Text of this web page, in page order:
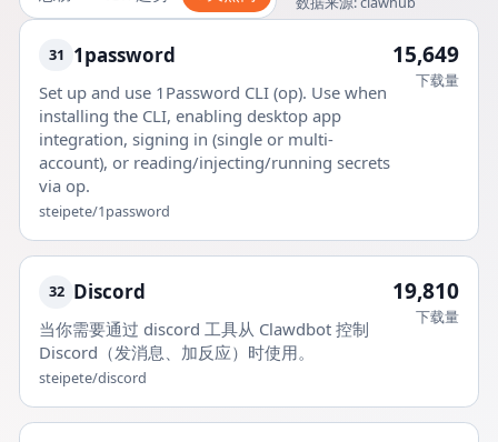
31 1password
Set up and use 1Password CLI (op). Use when
installing the CLI, enabling desktop app
integration, signing in (single or multi-
account), or reading/injecting/running secrets
via op.
steipete/1password
15,649
下载量
32 Discord
当你需要通过 discord 工具从 Clawdbot 控制
Discord（发消息、加反应）时使用。
steipete/discord
19,810
下载量